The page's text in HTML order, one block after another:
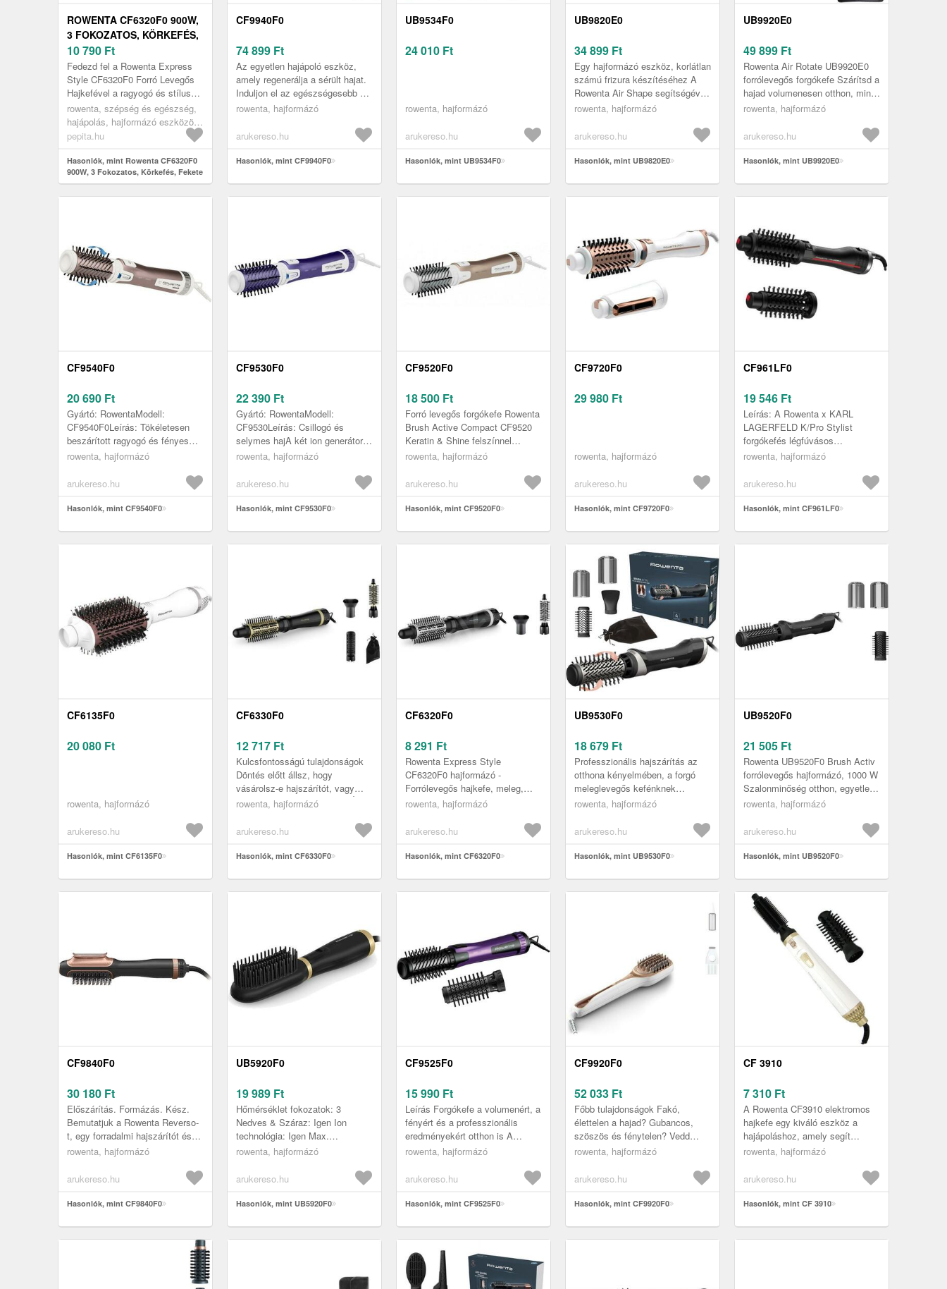
ROWENTA CF6320F0 900W,
3 FOKOZATOS, KÖRKEFÉS,
FEKETE HAJFORMÁZÓ
10 790 Ft
Fedezd fel a Rowenta Express
Style CF6320F0 Forró Levegős
Hajkefével a ragyogó és stílusos
frizurák titkát! ✨ Ez a forradalmi
hajformázó eszköz tök...
rowenta, szépség és egészség,
hajápolás, hajformázó eszközök,
hajformázó kefék
pepita.hu
Hasonlók, mint Rowenta CF6320F0
900W, 3 Fokozatos, Körkefés, Fekete
hajformázó
CF9940F0
74 899 Ft
Az egyetlen hajápoló eszköz,
amely regenerálja a sérült hajat.
Induljon el az egészségesebb haj
felé vezető úton a Rowenta HAIR
rowenta, hajformázó
arukereso.hu
Hasonlók, mint CF9940F0
UB9534F0
24 010 Ft
rowenta, hajformázó
arukereso.hu
Hasonlók, mint UB9534F0
UB9820E0
34 899 Ft
Egy hajformázó eszköz, korlátlan
számú frizura készítéséhez A
Rowenta Air Shape segítségével
gyönyörű, a szalonokban
rowenta, hajformázó
arukereso.hu
Hasonlók, mint UB9820E0
UB9920E0
49 899 Ft
Rowenta Air Rotate UB9920E0
forrólevegős forgókefe Szárítsd a
hajad volumenesen otthon, mint
egy profi!Szerezz
Rowenta Ai...
rowenta, hajformázó
arukereso.hu
Hasonlók, mint UB9920E0
CF9540F0
20 690 Ft
Gyártó: RowentaModell:
CF9540F0Leírás: Tökéletesen
beszárított ragyogó és fényes
frizura.Rotációs kefe, mely
erőfeszítés né...
rowenta, hajformázó
arukereso.hu
Hasonlók, mint CF9540F0
CF9530F0
22 390 Ft
Gyártó: RowentaModell:
CF9530Leírás: Csillogó és
selymes hajA két ion generátor
40 szer több iont bocsájt ki ez
és ...
rowenta, hajformázó
arukereso.hu
Hasonlók, mint CF9530F0
CF9520F0
18 500 Ft
Forró levegős forgókefe Rowenta
Brush Active Compact CF9520
Keratin & Shine felszínnel
csökkenti a rázkódást és a
k...
rowenta, hajformázó
arukereso.hu
Hasonlók, mint CF9520F0
CF9720F0
29 980 Ft
rowenta, hajformázó
arukereso.hu
Hasonlók, mint CF9720F0
CF961LF0
19 546 Ft
Leírás: A Rowenta x KARL
LAGERFELD K/Pro Stylist
forgókefés légfúvásos
hajformázó megkönnyíti a
technika otthoni elsaj...
rowenta, hajformázó
arukereso.hu
Hasonlók, mint CF961LF0
CF6135F0
20 080 Ft
rowenta, hajformázó
arukereso.hu
Hasonlók, mint CF6135F0
CF6330F0
12 717 Ft
Kulcsfontosságú tulajdonságok
Döntés előtt állsz, hogy
vásárolsz-e hajszárítót, vagy
inkább forró levegős kefét? És a
rowenta, hajformázó
arukereso.hu
Hasonlók, mint CF6330F0
CF6320F0
8 291 Ft
Rowenta Express Style
CF6320F0 hajformázó -
Forrólevegős hajkefe, meleg,
fekete és ezüst színekben
hajformázásra a Rowenta Exp...
rowenta, hajformázó
arukereso.hu
Hasonlók, mint CF6320F0
UB9530F0
18 679 Ft
Professzionális hajszárítás az
otthona kényelmében, a forgó
meleglevegős kefénknek
köszönhetően Gyönyörű haj és
saját ...
rowenta, hajformázó
arukereso.hu
Hasonlók, mint UB9530F0
UB9520F0
21 505 Ft
Rowenta UB9520F0 Brush Activ
forrólevegős hajformázó, 1000 W
Szalonminőség otthon, egyetlen
eszközzel: a Rowenta UB9520F0
rowenta, hajformázó
arukereso.hu
Hasonlók, mint UB9520F0
CF9840F0
30 180 Ft
Előszárítás. Formázás. Kész.
Bemutatjuk a Rowenta Reverso-
t, egy forradalmi hajszárítót és
meleglevegős hajkefét egyben,
rowenta, hajformázó
arukereso.hu
Hasonlók, mint CF9840F0
UB5920F0
19 989 Ft
Hőmérséklet fokozatok: 3
Nedves & Száraz: Igen Ion
technológia: Igen Max.
teljesítmény: 500 Watt
egyidejű szárításá...
rowenta, hajformázó
arukereso.hu
Hasonlók, mint UB5920F0
CF9525F0
15 990 Ft
Leírás Forgókefe a volumenért, a
fényért és a professzionális
eredményekért otthon is A
Rowenta Brush Activ rotációs
ér...
rowenta, hajformázó
arukereso.hu
Hasonlók, mint CF9525F0
CF9920F0
52 033 Ft
Főbb tulajdonságok Fakó,
élettelen a hajad? Gubancos,
szöszös és fénytelen? Vedd
kézbe az újdonságot – a
CF9920F0 regeneráló...
rowenta, hajformázó
arukereso.hu
Hasonlók, mint CF9920F0
CF 3910
7 310 Ft
A Rowenta CF3910 elektromos
hajkefe egy kiváló eszköz a
hajápoláshoz, amely segít
abban, hogy hajad mindig
kiváló ...
rowenta, hajformázó
arukereso.hu
Hasonlók, mint CF 3910